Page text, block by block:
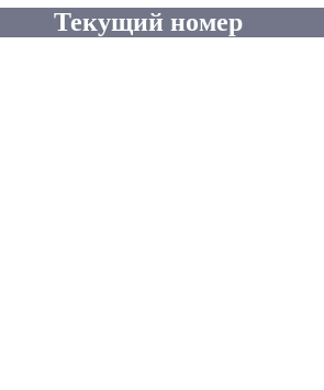
Текущий номер